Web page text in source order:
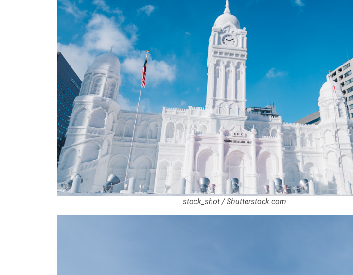
stock_shot / Shutterstock.com